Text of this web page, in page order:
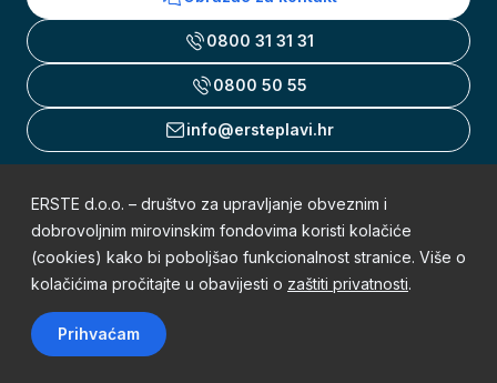
0800 31 31 31
0800 50 55
info@ersteplavi.hr
Uvjeti korištenja
Obavijest o zaštiti osobnih podataka
Mapa weba
Sva prava pridržana © 2002. - 2026. Erste Plavi Mirovinski fondovi
ERSTE d.o.o. – društvo za upravljanje obveznim i
dobrovoljnim mirovinskim fondovima koristi kolačiće
(cookies) kako bi poboljšao funkcionalnost stranice. Više o
kolačićima pročitajte u obavijesti o zaštiti privatnosti.
Prihvaćam